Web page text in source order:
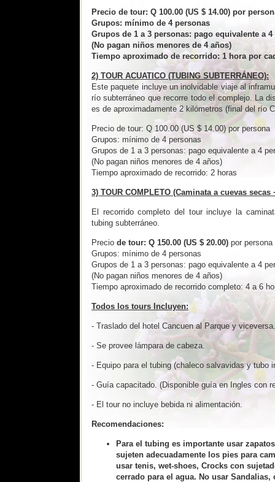
Precio de tour: Q 100.00 (US $ 14.00) por
Grupos: mínimo de 4 personas
Grupos de 1 a 3 personas: pago equivalente a
(No pagan niños menores de 4 años)
Tiempo aproximado de recorrido: 1 hora por
2) TOUR ACUATICO (TUBING SUBTERRÁNEO):
Este paquete incluye un inolvidable viaje al
río subterráneo que recorre todo el complejo. La
es de aproximadamente 2 kilómetros (final del río
Precio de tour: Q 100.00 (US $ 14.00) por persona
Grupos: mínimo de 4 personas
Grupos de 1 a 3 personas: pago equivalente a 4
(No pagan niños menores de 4 años)
Tiempo aproximado de recorrido: 2 horas
3) TOUR COMPLETO (Caminata a cuevas
El recorrido completo del tour incluye la
tubing subterráneo.
Precio de tour: Q 150.00 (US $ 20.00) por persona
Grupos: mínimo de 4 personas
Grupos de 1 a 3 personas: pago equivalente a 4
(No pagan niños menores de 4 años)
Tiempo aproximado de recorrido completo: 4 a 6
Todos los tours Incluyen:
- Traslado del hotel Cancuen al Parque y viceversa.
- Se provee lámpara de cabeza.
- Equipo para el tubing (chaleco salvavidas y tubo
- Guía capacitado. (Disponible guía en Ingles con
- El tour no incluye bebida ni alimentación.
Recomendaciones:
Para el tubing es importante usar
sujeten adecuadamente los pies para
usar tenis, wet-shoes, Crocks con
cerrado para el agua. No usar Sandalias,